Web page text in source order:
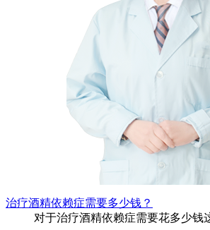
治疗酒精依赖症需要多少钱？
对于治疗酒精依赖症需要花多少钱